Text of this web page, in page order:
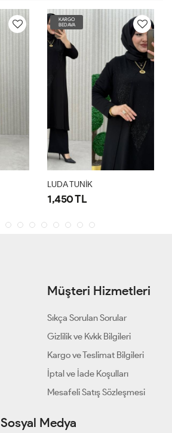
KARGO
BEDAVA
LUDA TUNİK
1,450 TL
Müşteri Hizmetleri
Sıkça Sorulan Sorular
Gizlilik ve Kvkk Bilgileri
Kargo ve Teslimat Bilgileri
İptal ve İade Koşulları
Mesafeli Satış Sözleşmesi
Sosyal Medya